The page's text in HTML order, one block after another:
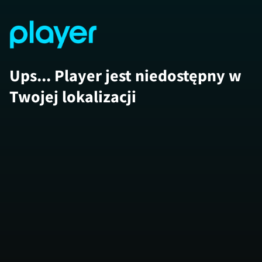
Ups... Player jest niedostępny w
Twojej lokalizacji